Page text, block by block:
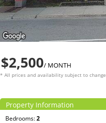
$2,500/ MONTH
* All prices and availability subject to change
Property Information
Bedrooms:2